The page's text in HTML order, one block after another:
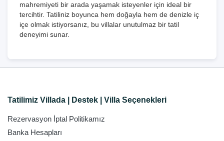
mahremiyeti bir arada yaşamak isteyenler için ideal bir
tercihtir. Tatiliniz boyunca hem doğayla hem de denizle iç
içe olmak istiyorsanız, bu villalar unutulmaz bir tatil
deneyimi sunar.
Tatilimiz Villada | Destek | Villa Seçenekleri
Rezervasyon İptal Politikamız
Banka Hesapları